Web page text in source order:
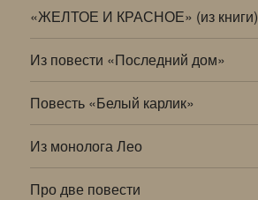
«ЖЕЛТОЕ И КРАСНОЕ» (из книги)
Из повести «Последний дом»
Повесть «Белый карлик»
Из монолога Лео
Про две повести